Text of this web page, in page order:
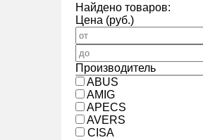
Найдено товаров:
Цена (руб.)
Производитель
ABUS
AMIG
APECS
AVERS
CISA